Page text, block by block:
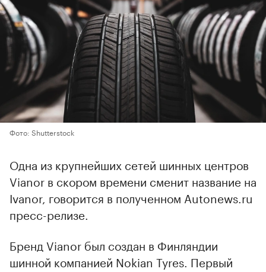
Фото: Shutterstock
Одна из крупнейших сетей шинных центров
Vianor в скором времени сменит название на
Ivanor, говорится в полученном Autonews.ru
пресс-релизе.
Бренд Vianor был создан в Финляндии
шинной компанией Nokian Tyres. Первый